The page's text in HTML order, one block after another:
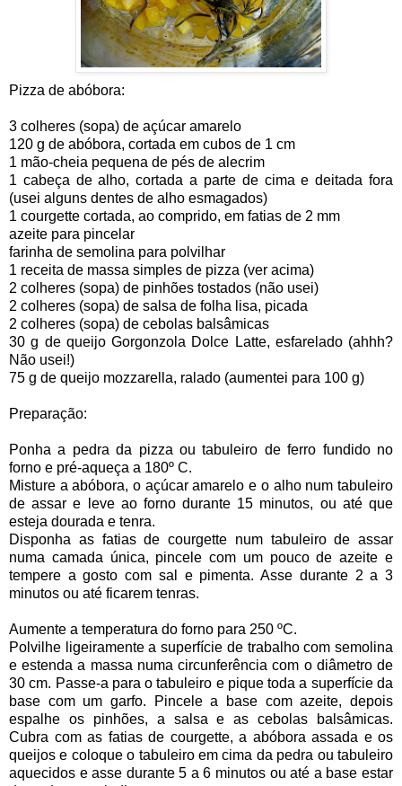
Pizza de abóbora:
3 colheres (sopa) de açúcar amarelo
120 g de abóbora, cortada em cubos de 1 cm
1 mão-cheia pequena de pés de alecrim
1 cabeça de alho, cortada a parte de cima e deitada fora
(usei alguns dentes de alho esmagados)
1 courgette cortada, ao comprido, em fatias de 2 mm
azeite para pincelar
farinha de semolina para polvilhar
1 receita de massa simples de pizza (ver acima)
2 colheres (sopa) de pinhões tostados (não usei)
2 colheres (sopa) de salsa de folha lisa, picada
2 colheres (sopa) de cebolas balsâmicas
30 g de queijo Gorgonzola Dolce Latte, esfarelado (ahhh?
Não usei!)
75 g de queijo mozzarella, ralado (aumentei para 100 g)
Preparação:
Ponha a pedra da pizza ou tabuleiro de ferro fundido no
forno e pré-aqueça a 180º C.
Misture a abóbora, o açúcar amarelo e o alho num tabuleiro
de assar e leve ao forno durante 15 minutos, ou até que
esteja dourada e tenra.
Disponha as fatias de courgette num tabuleiro de assar
numa camada única, pincele com um pouco de azeite e
tempere a gosto com sal e pimenta. Asse durante 2 a 3
minutos ou até ficarem tenras.
Aumente a temperatura do forno para 250 ºC.
Polvilhe ligeiramente a superfície de trabalho com semolina
e estenda a massa numa circunferência com o diâmetro de
30 cm. Passe-a para o tabuleiro e pique toda a superfície da
base com um garfo. Pincele a base com azeite, depois
espalhe os pinhões, a salsa e as cebolas balsâmicas.
Cubra com as fatias de courgette, a abóbora assada e os
queijos e coloque o tabuleiro em cima da pedra ou tabuleiro
aquecidos e asse durante 5 a 6 minutos ou até a base estar